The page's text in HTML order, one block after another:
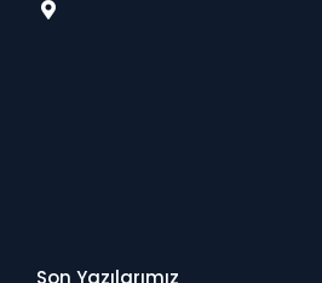
Son Yazılarımız